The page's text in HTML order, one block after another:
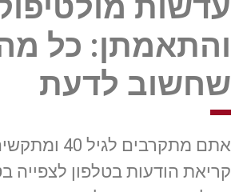
עדשות
והתאמתן: כל
שחשוב לדעת
אתם מתקרבים
קריאת הודעות בטלפון לצפייה